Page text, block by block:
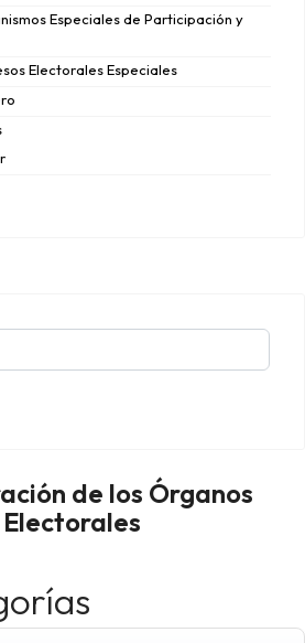
Especiales de Participación y
Electorales Especiales
de los Órganos
Electorales